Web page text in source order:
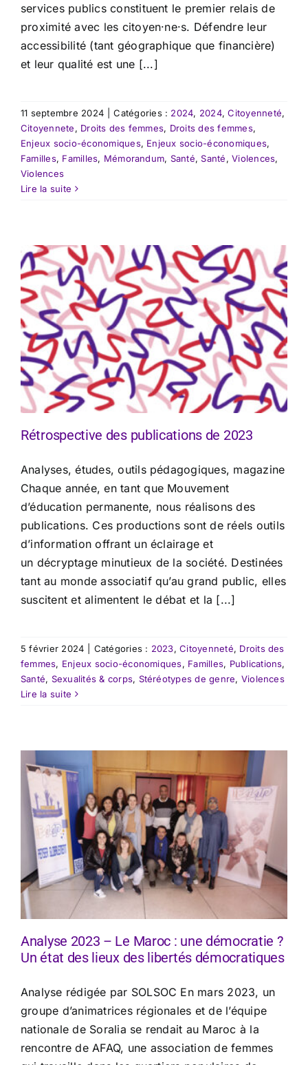
services publics constituent le premier relais de
proximité avec les citoyen·ne·s. Défendre leur
accessibilité (tant géographique que financière)
et leur qualité est une [...]
11 septembre 2024 Catégories : 2024, 2024,Citoyenneté,
Citoyennete, Droits des femmes, Droits des femmes,
Enjeux socio-économiques, Enjeux socio-économiques,
Familles, Familles, Mémorandum, Santé,Santé,Violences,
Violences
Lire la suite
Rétrospective des publications de 2023
Analyses, études, outils pédagogiques, magazine
Chaque année, en tant que Mouvement
d’éducation permanente, nous réalisons des
publications. Ces productions sont de réels outils
d’information offrant un éclairage et
un décryptage minutieux de la société. Destinées
tant au monde associatif qu’au grand public, elles
suscitent et alimentent le débat et la [...]
5 février 2024 Catégories : 2023,Citoyenneté, Droits des
femmes, Enjeux socio-économiques, Familles, Publications,
Santé, Sexualités & corps, Stéréotypes de genre, Violences
Lire la suite
Analyse 2023 – Le Maroc : une démocratie ?
Un état des lieux des libertés démocratiques
Analyse rédigée par SOLSOC En mars 2023, un
groupe d’animatrices régionales et de l’équipe
nationale de Soralia se rendait au Maroc à la
rencontre de AFAQ, une association de femmes